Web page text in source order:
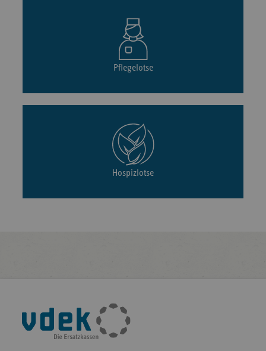
Pflegelotse
Hospizlotse
Fußleisten-
Navigation